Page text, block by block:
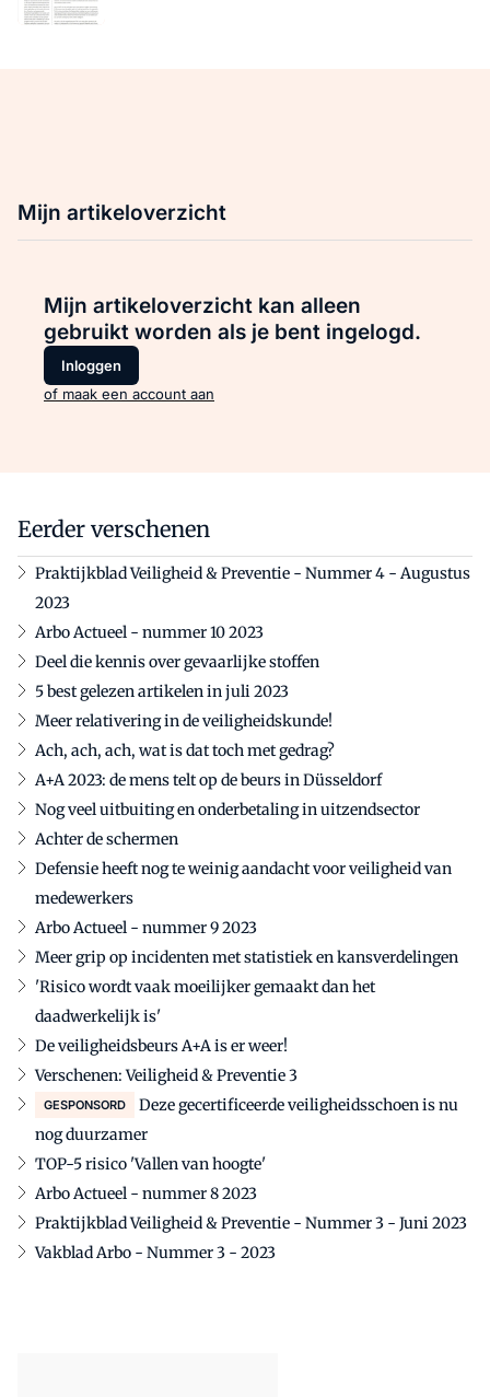
Mijn artikeloverzicht
Mijn artikeloverzicht kan alleen
gebruikt worden als je bent ingelogd.
Inloggen
of maak een account aan
Eerder verschenen
Praktijkblad Veiligheid & Preventie - Nummer 4 - Augustus
2023
Arbo Actueel - nummer 10 2023
Deel die kennis over gevaarlijke stoffen
5 best gelezen artikelen in juli 2023
Meer relativering in de veiligheidskunde!
Ach, ach, ach, wat is dat toch met gedrag?
A+A 2023: de mens telt op de beurs in Düsseldorf
Nog veel uitbuiting en onderbetaling in uitzendsector
Achter de schermen
Defensie heeft nog te weinig aandacht voor veiligheid van
medewerkers
Arbo Actueel - nummer 9 2023
Meer grip op incidenten met statistiek en kansverdelingen
'Risico wordt vaak moeilijker gemaakt dan het
daadwerkelijk is'
De veiligheidsbeurs A+A is er weer!
Verschenen: Veiligheid & Preventie 3
GESPONSORD
Deze gecertificeerde veiligheidsschoen is nu
nog duurzamer
TOP-5 risico 'Vallen van hoogte'
Arbo Actueel - nummer 8 2023
Praktijkblad Veiligheid & Preventie - Nummer 3 - Juni 2023
Vakblad Arbo - Nummer 3 - 2023